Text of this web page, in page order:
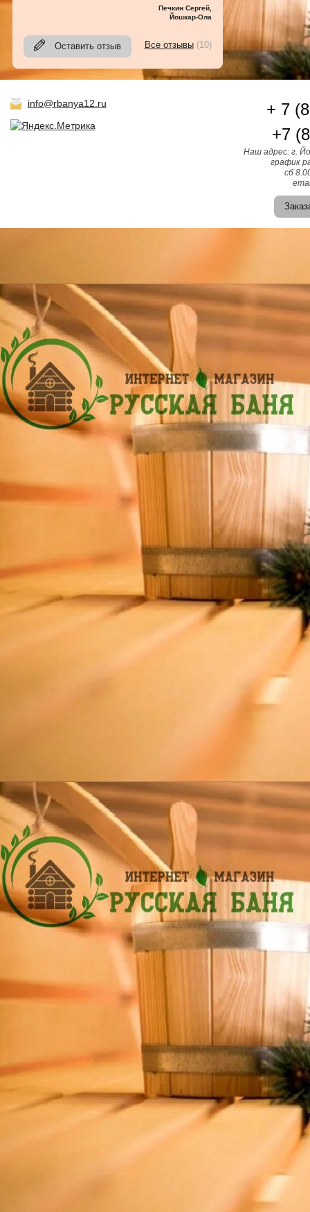
Печкин Сергей,
Йошкар-Ола
Оставить отзыв Все отзывы(10)
info@rbanya12.ru
+ 7
+7
Наш адрес: г.
график
сб